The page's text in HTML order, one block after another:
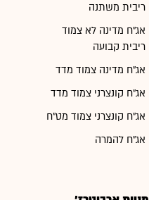
ריבית משתנה
אג"ח מדינה לא צמוד
ריבית קבועה
אג"ח מדינה צמוד מדד
אג"ח קונצרני צמוד מדד
אג"ח קונצרני צמוד מט"ח
אג"ח להמרה